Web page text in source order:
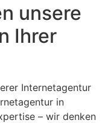
unsere
Ihrer
Internetagentur
in
– wir denken